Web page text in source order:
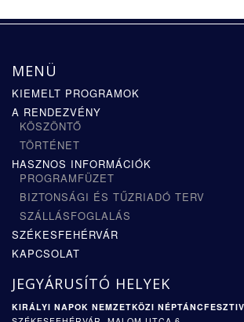
MENÜ
KIEMELT PROGRAMOK
A RENDEZVÉNY
KÖSZÖNTŐ
TÖRTÉNET
HASZNOS INFORMÁCIÓK
PROGRAMFÜZET
BIZTONSÁGI ÉS TŰZRIADÓ TERV
SZÁLLÁSFOGLALÁS
SZÉKESFEHÉRVÁR
KAPCSOLAT
JEGYÁRUSÍTÓ HELYEK
KIRÁLYI NAPOK NEMZETKÖZI